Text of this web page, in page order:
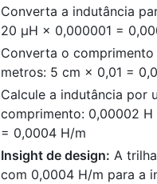
Converta a indutância
20 µH × 0,000001 =
Converta o comprimento
metros: 5 cm × 0,01 =
Calcule a indutância por
comprimento: 0,00002
= 0,0004 H/m
Insight de design: A
com 0,0004 H/m para a